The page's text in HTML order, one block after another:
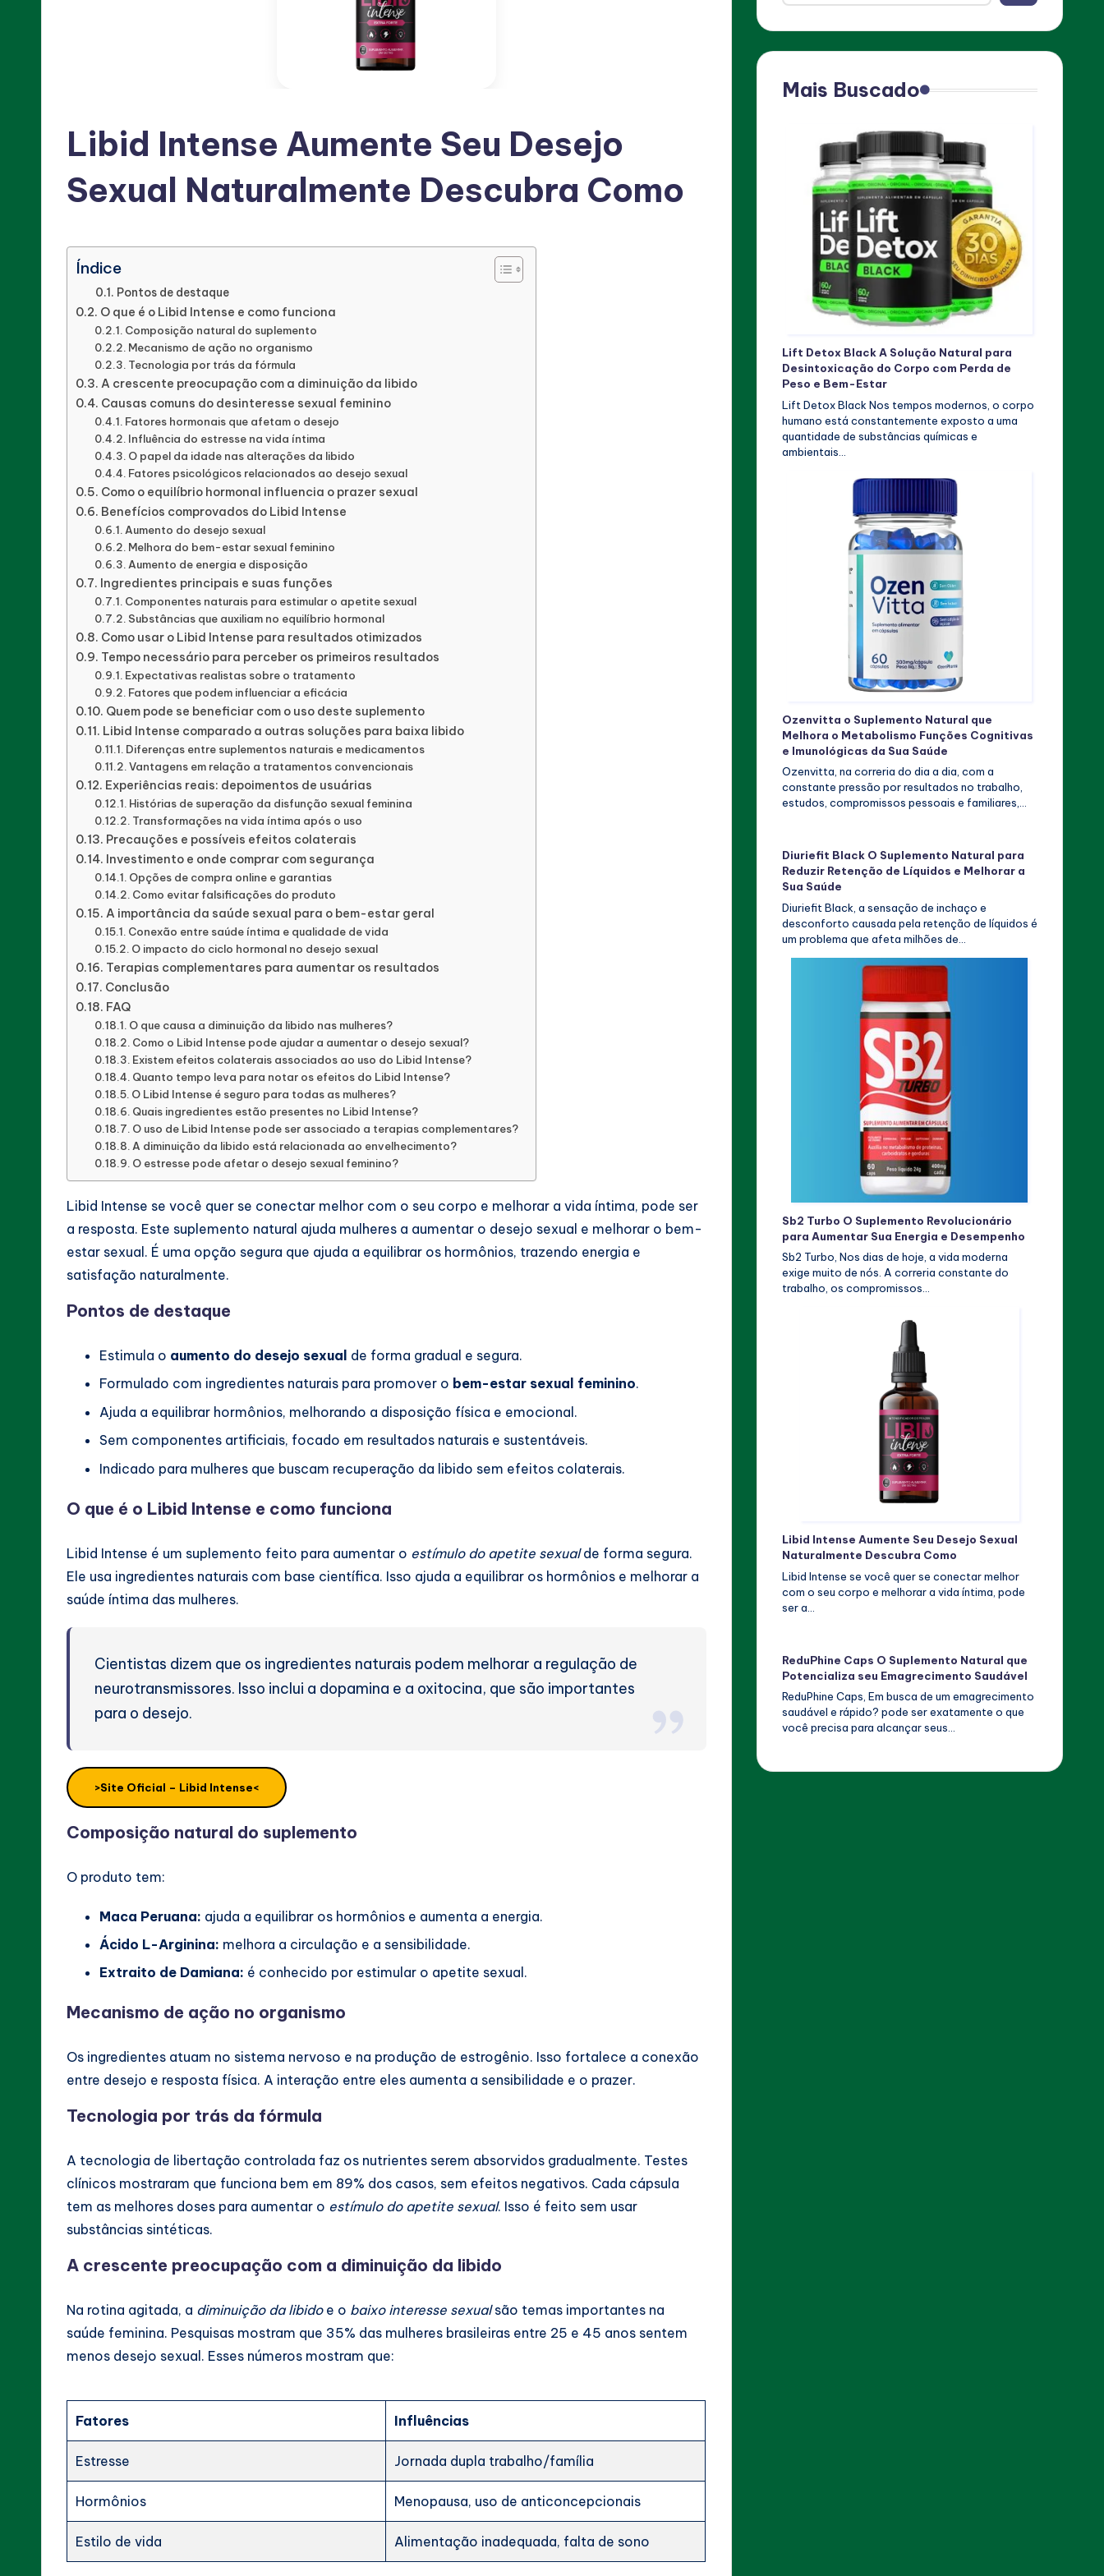
Emagrecimento,
Desintoxicação,
Aumento
melhoria
Saúde
Sexual.
Descubra
Soluções
Eficazes
Melhorar
Qualidade
com
Suplementos
Naturais
Estratégias
Saudáveis.
Libid Intense Aumente Seu Desejo
Sexual Naturalmente Descubra Como
Índice
Pontos de destaque
O que é o Libid Intense e como funciona
Composição natural do suplemento
Mecanismo de ação no organismo
Tecnologia por trás da fórmula
A crescente preocupação com a diminuição da libido
Causas comuns do desinteresse sexual feminino
Fatores hormonais que afetam o desejo
Influência do estresse na vida íntima
O papel da idade nas alterações da libido
Fatores psicológicos relacionados ao desejo sexual
Como o equilíbrio hormonal influencia o prazer sexual
Benefícios comprovados do Libid Intense
Aumento do desejo sexual
Melhora do bem-estar sexual feminino
Aumento de energia e disposição
Ingredientes principais e suas funções
Componentes naturais para estimular o apetite sexual
Substâncias que auxiliam no equilíbrio hormonal
Como usar o Libid Intense para resultados otimizados
Tempo necessário para perceber os primeiros resultados
Expectativas realistas sobre o tratamento
Fatores que podem influenciar a eficácia
Quem pode se beneficiar com o uso deste suplemento
Libid Intense comparado a outras soluções para baixa libido
Diferenças entre suplementos naturais e medicamentos
Vantagens em relação a tratamentos convencionais
Experiências reais: depoimentos de usuárias
Histórias de superação da disfunção sexual feminina
Transformações na vida íntima após o uso
Precauções e possíveis efeitos colaterais
Investimento e onde comprar com segurança
Opções de compra online e garantias
Como evitar falsificações do produto
A importância da saúde sexual para o bem-estar geral
Conexão entre saúde íntima e qualidade de vida
O impacto do ciclo hormonal no desejo sexual
Terapias complementares para aumentar os resultados
Conclusão
FAQ
O que causa a diminuição da libido nas mulheres?
Como o Libid Intense pode ajudar a aumentar o desejo sexual?
Existem efeitos colaterais associados ao uso do Libid Intense?
Quanto tempo leva para notar os efeitos do Libid Intense?
O Libid Intense é seguro para todas as mulheres?
Quais ingredientes estão presentes no Libid Intense?
O uso de Libid Intense pode ser associado a terapias complementares?
A diminuição da libido está relacionada ao envelhecimento?
O estresse pode afetar o desejo sexual feminino?
Libid Intense se você quer se conectar melhor com o seu corpo e melhorar a vida íntima, pode ser
a resposta. Este suplemento natural ajuda mulheres a aumentar o desejo sexual e melhorar o bem-
estar sexual. É uma opção segura que ajuda a equilibrar os hormônios, trazendo energia e
satisfação naturalmente.
Pontos de destaque
Estimula o aumento do desejo sexual de forma gradual e segura.
Formulado com ingredientes naturais para promover o bem-estar sexual feminino.
Ajuda a equilibrar hormônios, melhorando a disposição física e emocional.
Sem componentes artificiais, focado em resultados naturais e sustentáveis.
Indicado para mulheres que buscam recuperação da libido sem efeitos colaterais.
O que é o Libid Intense e como funciona
Libid Intense é um suplemento feito para aumentar o estímulo do apetite sexualde forma segura.
Ele usa ingredientes naturais com base científica. Isso ajuda a equilibrar os hormônios e melhorar a
saúde íntima das mulheres.
Cientistas dizem que os ingredientes naturais podem melhorar a regulação de
neurotransmissores. Isso inclui a dopamina e a oxitocina, que são importantes
para o desejo.
>Site Oficial – Libid Intense<
Composição natural do suplemento
O produto tem:
Maca Peruana: ajuda a equilibrar os hormônios e aumenta a energia.
Ácido L-Arginina: melhora a circulação e a sensibilidade.
Extraito de Damiana: é conhecido por estimular o apetite sexual.
Mecanismo de ação no organismo
Os ingredientes atuam no sistema nervoso e na produção de estrogênio. Isso fortalece a conexão
entre desejo e resposta física. A interação entre eles aumenta a sensibilidade e o prazer.
Tecnologia por trás da fórmula
A tecnologia de libertação controlada faz os nutrientes serem absorvidos gradualmente. Testes
clínicos mostraram que funciona bem em 89% dos casos, sem efeitos negativos. Cada cápsula
tem as melhores doses para aumentar o estímulo do apetite sexual. Isso é feito sem usar
substâncias sintéticas.
A crescente preocupação com a diminuição da libido
Na rotina agitada, a diminuição da libidoe o baixo interesse sexualsão temas importantes na
saúde feminina. Pesquisas mostram que 35% das mulheres brasileiras entre 25 e 45 anos sentem
menos desejo sexual. Esses números mostram que:
Fatores Influências
Estresse Jornada dupla trabalho/família
Hormônios Menopausa, uso de anticoncepcionais
Estilo de vida Alimentação inadequada, falta de sono
Mais Buscado
Lift Detox Black A Solução Natural para
Desintoxicação do Corpo com Perda de
Peso e Bem-Estar
Lift Detox Black Nos tempos modernos, o corpo
humano está constantemente exposto a uma
quantidade de substâncias químicas e
ambientais…
Ozenvitta o Suplemento Natural que
Melhora o Metabolismo Funções Cognitivas
e Imunológicas da Sua Saúde
Ozenvitta, na correria do dia a dia, com a
constante pressão por resultados no trabalho,
estudos, compromissos pessoais e familiares,…
Diuriefit Black O Suplemento Natural para
Reduzir Retenção de Líquidos e Melhorar a
Sua Saúde
Diuriefit Black, a sensação de inchaço e
desconforto causada pela retenção de líquidos é
um problema que afeta milhões de…
Sb2 Turbo O Suplemento Revolucionário
para Aumentar Sua Energia e Desempenho
Sb2 Turbo, Nos dias de hoje, a vida moderna
exige muito de nós. A correria constante do
trabalho, os compromissos…
Libid Intense Aumente Seu Desejo Sexual
Naturalmente Descubra Como
Libid Intense se você quer se conectar melhor
com o seu corpo e melhorar a vida íntima, pode
ser a…
ReduPhine Caps O Suplemento Natural que
Potencializa seu Emagrecimento Saudável
ReduPhine Caps, Em busca de um emagrecimento
saudável e rápido? pode ser exatamente o que
você precisa para alcançar seus…